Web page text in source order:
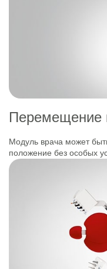
Перемещение
Модуль врача может
положение без особых